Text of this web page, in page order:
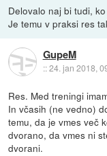
Delovalo naj bi tudi,
Je temu v praksi res
GupeM
::24. jan 2018,
Res. Med treningi
In včasih (ne vedno)
temu, da je vmes več
dvorano, da vmes ni
dvorani.